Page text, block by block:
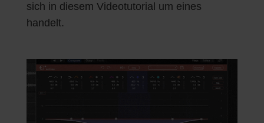
sich in diesem Videotutorial um eines
handelt.